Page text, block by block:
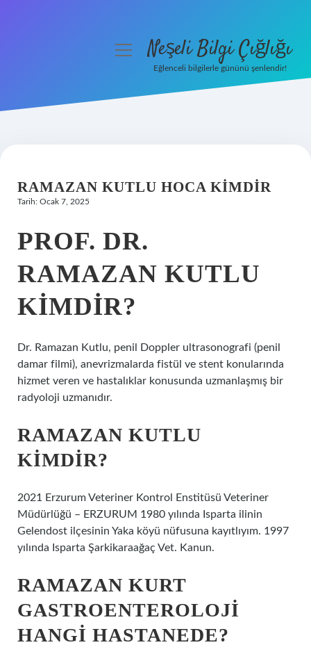
Hakkımızda
menüyüNeşeli Bilgi Çığlığı
Eğlenceli bilgilerle gününü şenlendir!
RAMAZAN KUTLU HOCA KIMDIR
Tarih: Ocak 7, 2025
PROF. DR.
RAMAZAN KUTLU
KIMDIR?
Dr. Ramazan Kutlu, penil Doppler ultrasonografi (penil
damar filmi), anevrizmalarda fistül ve stent konularında
hizmet veren ve hastalıklar konusunda uzmanlaşmış bir
radyoloji uzmanıdır.
RAMAZAN KUTLU
KIMDIR?
2021 Erzurum Veteriner Kontrol Enstitüsü Veteriner
Müdürlüğü – ERZURUM 1980 yılında Isparta ilinin
Gelendost ilçesinin Yaka köyü nüfusuna kayıtlıyım. 1997
yılında Isparta Şarkikaraağaç Vet. Kanun.
RAMAZAN KURT
GASTROENTEROLOJI
HANGI HASTANEDE?